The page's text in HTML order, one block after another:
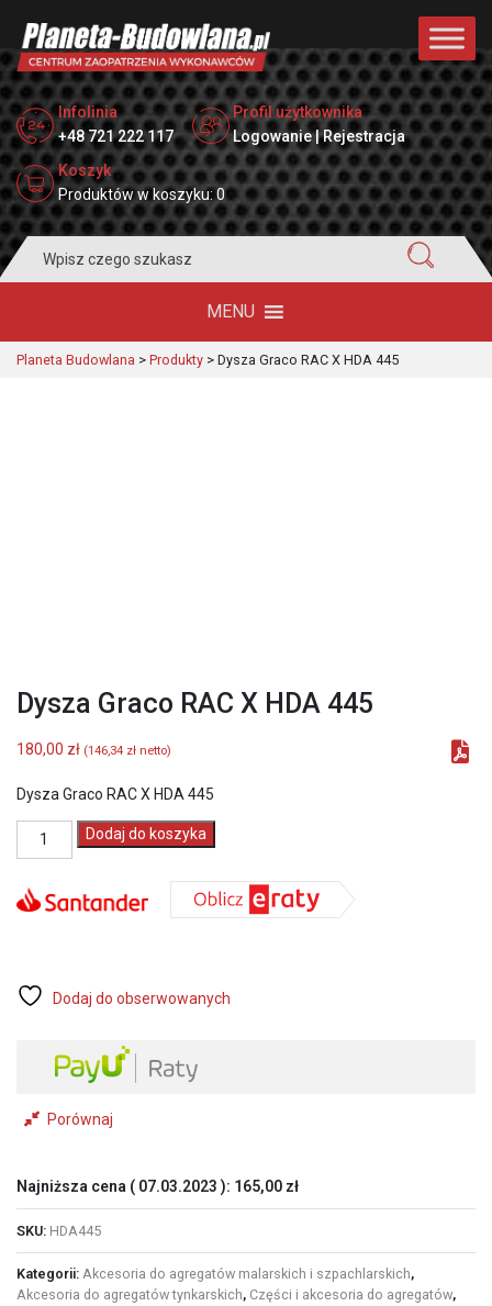
Infolinia
+48 721 222 117
Profil użytkownika
Logowanie | Rejestracja
Koszyk
Produktów w koszyku: 0
for:
MENU
Planeta Budowlana > Produkty > Dysza Graco RAC X HDA 445
Dysza Graco RAC X HDA 445
180,00 zł (146,34 zł netto)
Dysza Graco RAC X HDA 445
ilość
Dysza
RAC
X
Dodaj do koszyka
Dodaj do obserwowanych
Porównaj
Najniższa cena ( 07.03.2023 ): 165,00 zł
SKU: HDA445
Kategorii: Akcesoria do agregatów malarskich i szpachlarskich,
Akcesoria do agregatów tynkarskich, Części i akcesoria do agregatów,